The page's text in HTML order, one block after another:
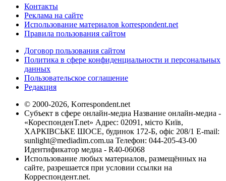
Контакты
Реклама на сайте
Использование материалов korrespondent.net
Правила пользования сайтом
Договор пользования сайтом
Политика в сфере конфиденциальности и персональных
данных
Пользовательское соглашение
Редакция
© 2000-2026, Korrespondent.net
Субъект в сфере онлайн-медиа Название онлайн-медиа -
«КореспонденТ.net» Адрес: 02091, місто Київ,
ХАРКІВСЬКЕ ШОСЕ, будинок 172-Б, офіс 208/1 E-mail:
sunlight@mediadim.com.ua Телефон: 044-205-43-00
Идентификатор медиа - R40-06068
Использование любых материалов, размещённых на
сайте, разрешается при условии ссылки на
Корреспондент.net.